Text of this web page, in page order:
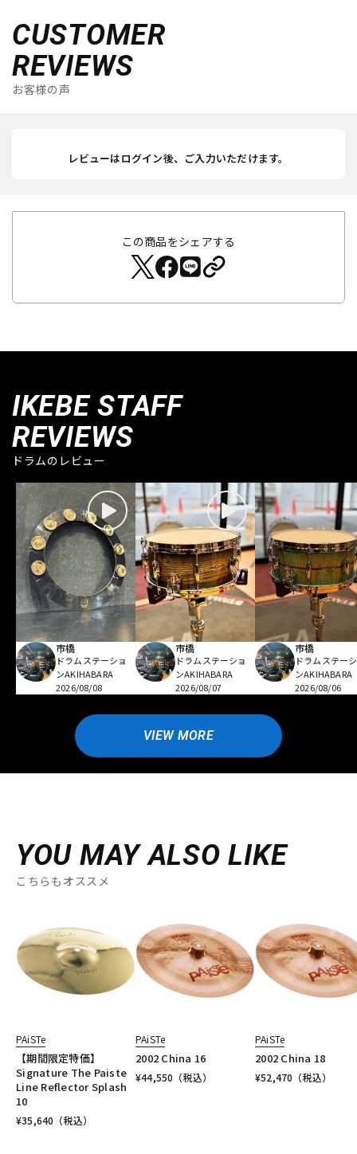
CUSTOMER
REVIEWS
お客様の声
レビューはログイン後、ご入力いただけます。
この商品をシェアする
IKEBE STAFF
REVIEWS
ドラムのレビュー
市橋
ドラムステーショ
ンAKIHABARA
2026/08/08
市橋
ドラムステーショ
ンAKIHABARA
2026/08/07
市橋
ドラムステー
ンAKIHABARA
2026/08/06
VIEW MORE
YOU MAY ALSO LIKE
こちらもオススメ
PAiSTe
【期間限定特価】
Signature The Paiste
Line Reflector Splash
10
¥35,640 （税込）
PAiSTe
2002 China 16
¥44,550 （税込）
PAiSTe
2002 China 18
¥52,470 （税込）